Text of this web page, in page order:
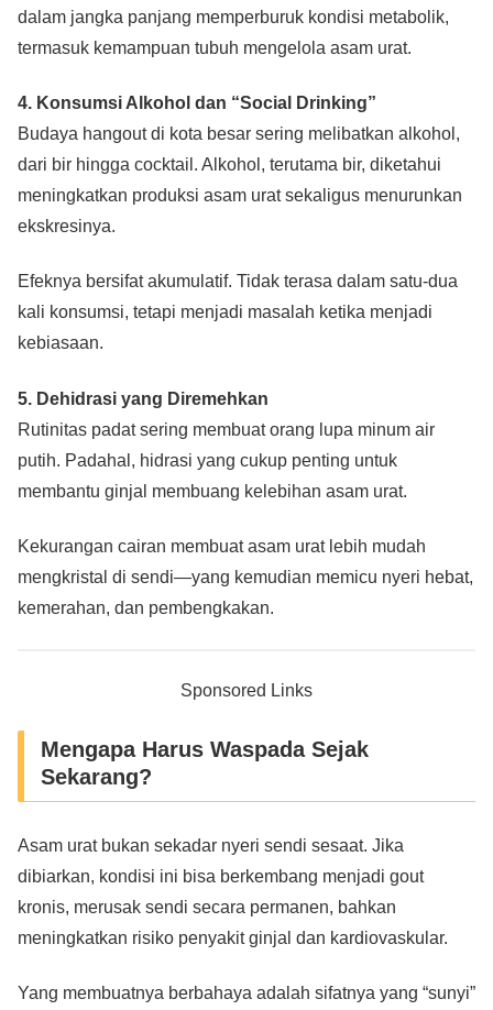
dalam jangka panjang memperburuk kondisi metabolik,
termasuk kemampuan tubuh mengelola asam urat.
4. Konsumsi Alkohol dan “Social Drinking”
Budaya hangout di kota besar sering melibatkan alkohol,
dari bir hingga cocktail. Alkohol, terutama bir, diketahui
meningkatkan produksi asam urat sekaligus menurunkan
ekskresinya.
Efeknya bersifat akumulatif. Tidak terasa dalam satu-dua
kali konsumsi, tetapi menjadi masalah ketika menjadi
kebiasaan.
5. Dehidrasi yang Diremehkan
Rutinitas padat sering membuat orang lupa minum air
putih. Padahal, hidrasi yang cukup penting untuk
membantu ginjal membuang kelebihan asam urat.
Kekurangan cairan membuat asam urat lebih mudah
mengkristal di sendi—yang kemudian memicu nyeri hebat,
kemerahan, dan pembengkakan.
Sponsored Links
Mengapa Harus Waspada Sejak
Sekarang?
Asam urat bukan sekadar nyeri sendi sesaat. Jika
dibiarkan, kondisi ini bisa berkembang menjadi gout
kronis, merusak sendi secara permanen, bahkan
meningkatkan risiko penyakit ginjal dan kardiovaskular.
Yang membuatnya berbahaya adalah sifatnya yang “sunyi”